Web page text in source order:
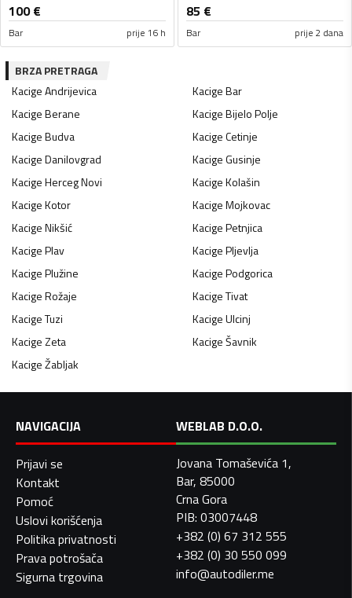
100€
Bar prije 16 h
85 €
Bar prije 2 dana
BRZA PRETRAGA
KacigeAndrijevica KacigeBar
KacigeBerane KacigeBijelo Polje
KacigeBudva KacigeCetinje
KacigeDanilovgrad KacigeGusinje
KacigeHerceg Novi KacigeKolašin
KacigeKotor KacigeMojkovac
KacigeNikšić KacigePetnjica
KacigePlav KacigePljevlja
KacigePlužine KacigePodgorica
KacigeRožaje KacigeTivat
KacigeTuzi KacigeUlcinj
KacigeZeta KacigeŠavnik
KacigeŽabljak
NAVIGACIJA
Prijavi se
Kontakt
Pomoć
Uslovi korišćenja
Politika privatnosti
Prava potrošača
Sigurna trgovina
WEBLAB D.O.O.
Jovana Tomaševića 1,
Bar, 85000
Crna Gora
PIB: 03007448
+382 (0) 67 312 555
+382 (0) 30 550 099
info@autodiler.me